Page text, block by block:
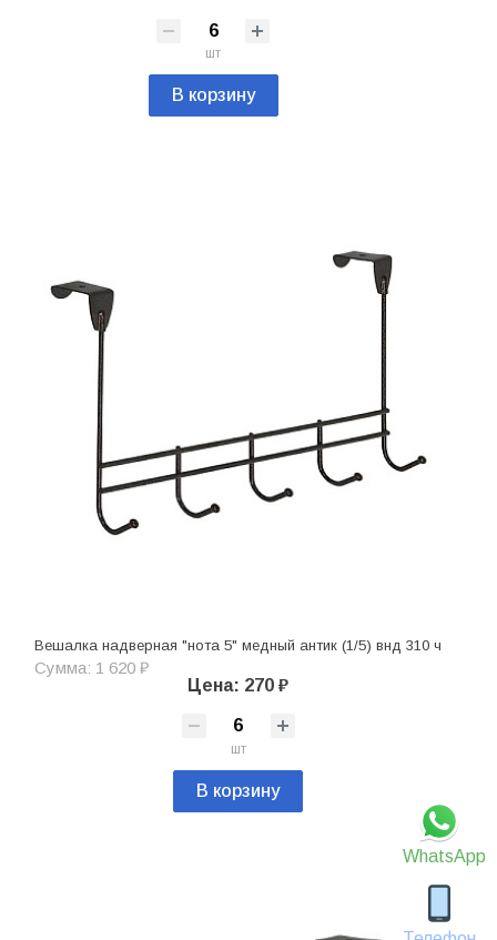
WhatsApp
шт
В корзину
Вешалка надверная "нота 5" медный антик (1/5) внд 310 ч
Сумма: 1 620 ₽
Цена: 270 ₽
шт
В корзину